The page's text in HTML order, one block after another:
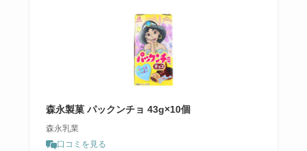
森永製菓 パックンチョ 43g×10個
森永乳業
口コミを見る